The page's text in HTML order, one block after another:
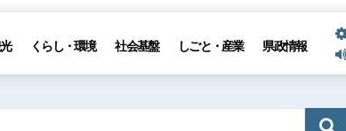
くらし・環境 社会基盤 しごと・産業 県政情報